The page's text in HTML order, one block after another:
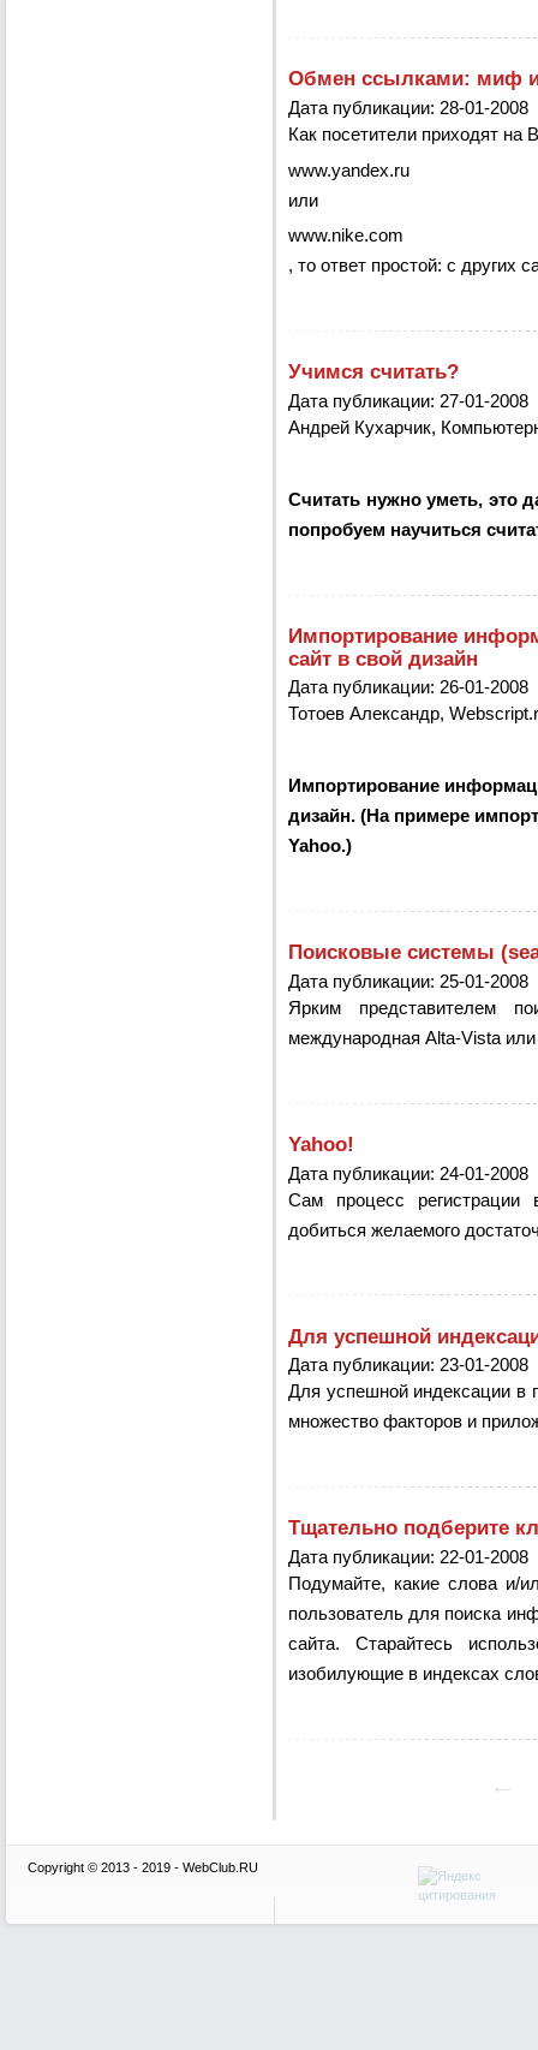
Обмен ссылками: миф
Дата публикации: 28-01-2008
Как посетители приходят
www.yandex.ru
или
www.nike.com
, то ответ простой: с других
Учимся считать?
Дата публикации: 27-01-2008
Андрей Кухарчик,
Считать нужно уметь, это
попробуем научиться
Импортирование
сайт в свой дизайн
Дата публикации: 26-01-2008
Тотоев Александр,
Импортирование
дизайн. (На примере
Yahoo.)
Поисковые системы
Дата публикации: 25-01-2008
Ярким представителем
международная Alta-Vista
Yahoo!
Дата публикации: 24-01-2008
Сам процесс регистрации
добиться желаемого
Для успешной
Дата публикации: 23-01-2008
Для успешной индексации в
множество факторов и
Тщательно подберите
Дата публикации: 22-01-2008
Подумайте, какие слова и/
пользователь для поиска
сайта. Старайтесь
изобилующие в индексах
Copyright © 2013 - 2019 - WebClub.RU